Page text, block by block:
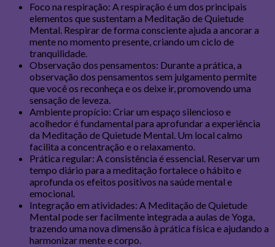
Foco na respiração: A respiração é um dos principais
elementos que sustentam a Meditação de Quietude
Mental. Respirar de forma consciente ajuda a ancorar a
mente no momento presente, criando um ciclo de
tranquilidade.
Observação dos pensamentos: Durante a prática, a
observação dos pensamentos sem julgamento permite
que você os reconheça e os deixe ir, promovendo uma
sensação de leveza.
Ambiente propício: Criar um espaço silencioso e
acolhedor é fundamental para aprofundar a experiência
da Meditação de Quietude Mental. Um local calmo
facilita a concentração e o relaxamento.
Prática regular: A consistência é essencial. Reservar um
tempo diário para a meditação fortalece o hábito e
aprofunda os efeitos positivos na saúde mental e
emocional.
Integração em atividades: A Meditação de Quietude
Mental pode ser facilmente integrada a aulas de Yoga,
trazendo uma nova dimensão à prática física e ajudando a
harmonizar mente e corpo.